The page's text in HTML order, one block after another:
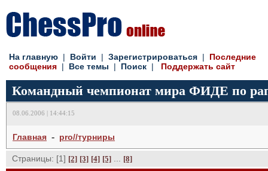
На главную | Войти | Зарегистрироваться | Последние
сообщения | Все темы | Поиск | Поддержать сайт
Командный чемпионат мира ФИДЕ по
08.06.2006 | 14:44:15
Главная - pro//турниры
Страницы: [1] [2] [3] [4] [5] [8]